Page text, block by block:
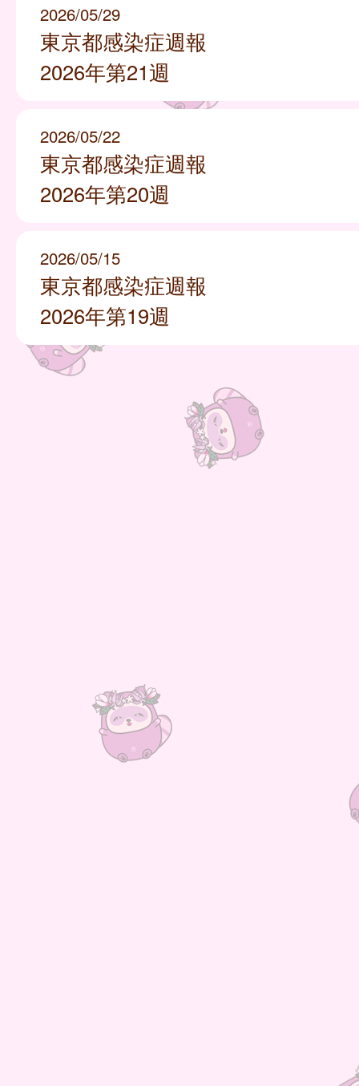
2026/05/29
東京都感染症週報
2026年第21週
2026/05/22
東京都感染症週報
2026年第20週
2026/05/15
東京都感染症週報
2026年第19週